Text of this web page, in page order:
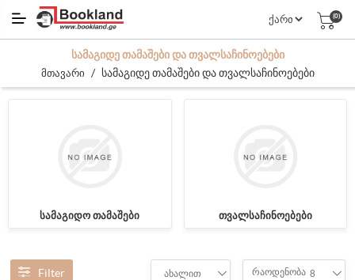
(0)
ᲡᲐᲛᲐᲒᲘᲓᲔ ᲗᲐᲛᲐᲨᲔᲑᲘ ᲓᲐ ᲗᲕᲐᲚᲡᲐᲩᲘᲜᲝᲔᲑᲔᲑᲘ
მთავარი / სამაგიდე თამაშები და თვალსაჩინოებები
სამაგიდო თამაშები თვალსაჩინოებები
Filter ახალით რაოდენობა 8